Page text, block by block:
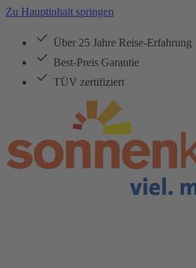
Zu Hauptinhalt springen
Über 25 Jahre Reise-Erfahrung
Best-Preis Garantie
TÜV zertifiziert